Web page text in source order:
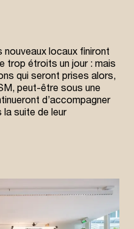
nouveaux locaux finiront
trop étroits un jour : mais
qui seront prises alors,
peut-être sous une
d’accompagner
la suite de leur